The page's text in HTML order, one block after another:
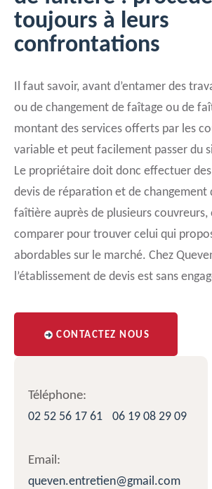
toujours à leurs
confrontations
Il faut savoir, avant d’entamer des
ou de changement de faîtage ou de
montant des services offerts par les
variable et peut facilement passer du
Le propriétaire doit donc effectuer
devis de réparation et de changement
faîtière auprès de plusieurs couvreurs,
comparer pour trouver celui qui
abordables sur le marché. Chez
l’établissement de devis est sans
CONTACTEZ NOUS
Téléphone:
02 52 56 17 61
06 19 08 29 09
Email:
queven.entretien@gmail.com